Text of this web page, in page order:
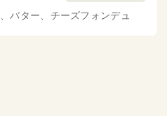
バター、チーズフォンデュ